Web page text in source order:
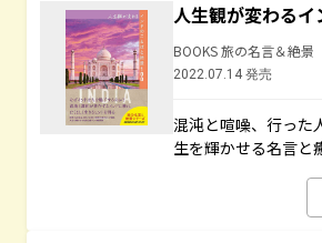
人生観が変わるイ
BOOKS 旅の名言＆絶景
2022.07.14 発売
混沌と喧噪、行った
生を輝かせる名言と